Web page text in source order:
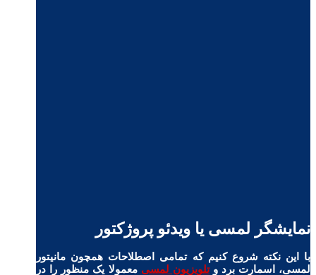
نمایشگر لمسی یا ویدئو پروژکتور
با این نکته شروع کنیم که تمامی اصطلاحات همچون مانیتور
لمسی، اسمارت برد وتلویزیون لمسی معمولا یک منظور را در